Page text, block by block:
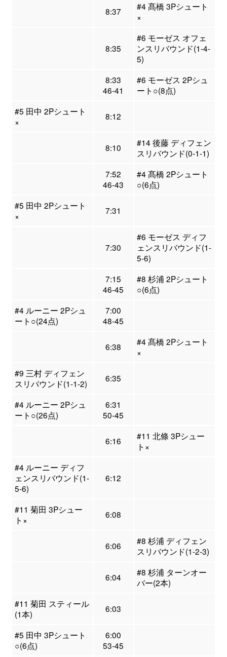
8:37
#4 髙橋 3Pシュート
×
8:35
#6 モーゼス オフェ
ンスリバウンド(1-4-
5)
8:33
46-41
#6 モーゼス 2Pシュ
ート○(8点)
#5 田中 2Pシュート
×
8:12
8:10
#14 後藤 ディフェン
スリバウンド(0-1-1)
7:52
46-43
#4 髙橋 2Pシュート
○(6点)
#5 田中 2Pシュート
×
7:31
7:30
#6 モーゼス ディフ
ェンスリバウンド(1-
5-6)
7:15
46-45
#8 杉浦 2Pシュート
○(6点)
#4 ルーニー 2Pシュ
ート○(24点)
7:00
48-45
6:38
#4 髙橋 2Pシュート
×
#9 三村 ディフェン
スリバウンド(1-1-2)
6:35
#4 ルーニー 2Pシュ
ート○(26点)
6:31
50-45
6:16
#11 北條 3Pシュー
ト×
#4 ルーニー ディフ
ェンスリバウンド(1-
5-6)
6:12
#11 菊田 3Pシュー
ト×
6:08
6:06
#8 杉浦 ディフェン
スリバウンド(1-2-3)
6:04
#8 杉浦 ターンオー
バー(2本)
#11 菊田 スティール
(1本)
6:03
#5 田中 3Pシュート
○(6点)
6:00
53-45